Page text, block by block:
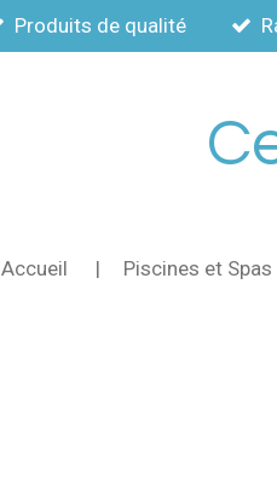
Produits de qualité
Accueil Piscines et Spas